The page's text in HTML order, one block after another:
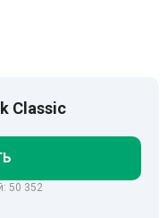
Classic
50 352